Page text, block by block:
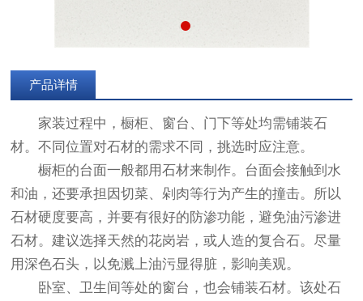
产品详情
家装过程中，橱柜、窗台、门下等处均需铺装石
材。不同位置对石材的需求不同，挑选时应注意。
橱柜的台面一般都用石材来制作。台面会接触到水
和油，还要承担因切菜、剁肉等行为产生的撞击。所以
石材硬度要高，并要有很好的防渗功能，避免油污渗进
石材。建议选择天然的花岗岩，或人造的复合石。尽量
用深色石头，以免溅上油污显得脏，影响美观。
卧室、卫生间等处的窗台，也会铺装石材。该处石